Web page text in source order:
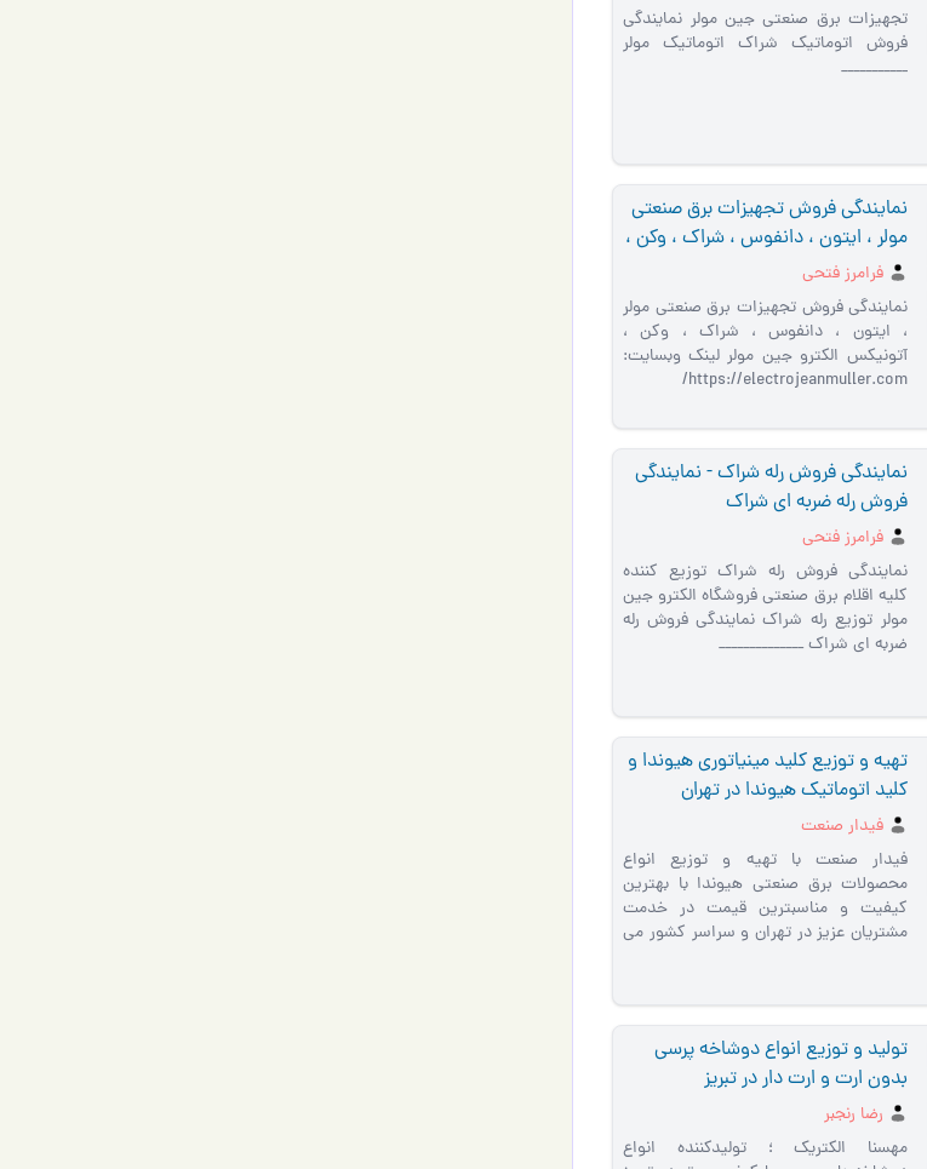
تجهیزات برق صنعتی جین مولر نمایندگی
فروش اتوماتیک شراک اتوماتیک مولر
___________
نمایندگی فروش تجهیزات برق صنعتی
مولر ، ایتون ، دانفوس ، شراک ، وکن ،
آتونیکس
فرامرز فتحی
نمایندگی فروش تجهیزات برق صنعتی مولر
، ایتون ، دانفوس ، شراک ، وکن ،
آتونیکس الکترو جین مولر لینک وبسایت:
https://electrojeanmuller.com/
فر…
نمایندگی فروش رله شراک - نمایندگی
فروش رله ضربه ای شراک
فرامرز فتحی
نمایندگی فروش رله شراک توزیع کننده
کلیه اقلام برق صنعتی فروشگاه الکترو جین
مولر توزیع رله شراک نمایندگی فروش رله
ضربه ای شراک ______________
تهیه و توزیع کلید مینیاتوری هیوندا و
کلید اتوماتیک هیوندا در تهران
فیدار صنعت
فیدار صنعت با تهیه و توزیع انواع
محصولات برق صنعتی هیوندا با بهترین
کیفیت و مناسبترین قیمت در خدمت
مشتریان عزیز در تهران و سراسر کشور می
تولید و توزیع انواع دوشاخه پرسی
بدون ارت و ارت دار در تبریز
رضا رنجبر
مهسنا الکتریک ؛ تولیدکننده انواع